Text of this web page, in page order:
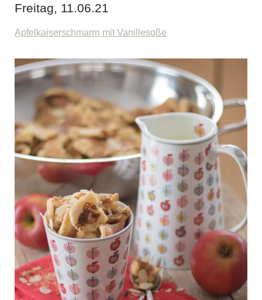
Freitag, 11.06.21
Apfelkaiserschmarrn mit Vanillesoße